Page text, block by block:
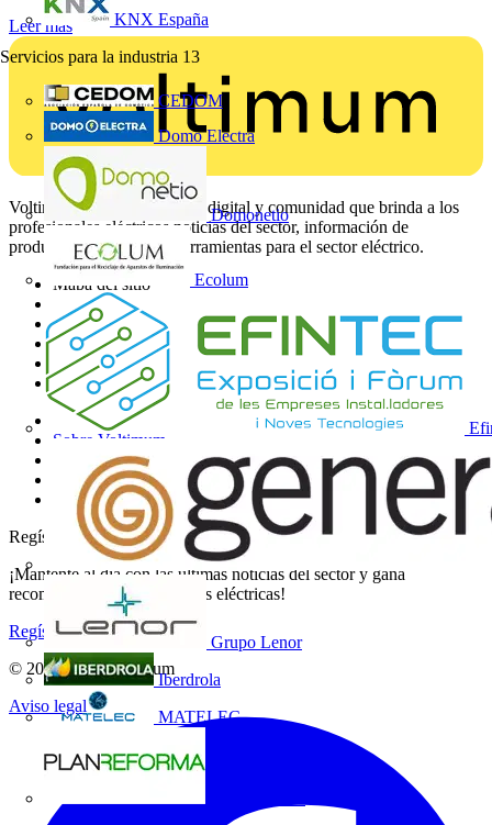
KNX España
Servicios para la industria 13
CEDOM
Domo Electra
Domonetio
Ecolum
Grupo Lenor
Iberdrola
MATELEC
Leer más
Voltimum es una plataforma digital y comunidad que brinda a los
profesionales eléctricos noticias del sector, información de
productos, formación y herramientas para el sector eléctrico.
Mapa del sitio
Inicio
Noticias
Academy
Productos
Socios
Otros enlaces
Sobre Voltimum
Contacto
Catálogos
Grupo Voltimum
Regístrate en Voltimum
¡Mantente al día con las últimas noticias del sector y gana
recompensas por tus compras eléctricas!
Regístrate aquí
© 2002-2026Voltimum
Aviso legal